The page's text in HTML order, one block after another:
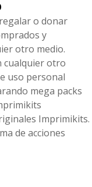
o donar
y
otro medio.
cualquier otro
uso personal
mega packs
Imprimikits.
de acciones